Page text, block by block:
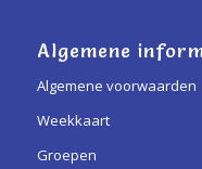
Algemene
Algemene voorwaarden
Weekkaart
Groepen